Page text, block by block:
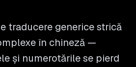
traducere generice strică
în chineză —
și numerotările se pierd